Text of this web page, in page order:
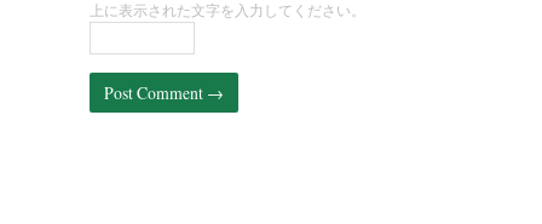
上に表示された文字を入力してください。